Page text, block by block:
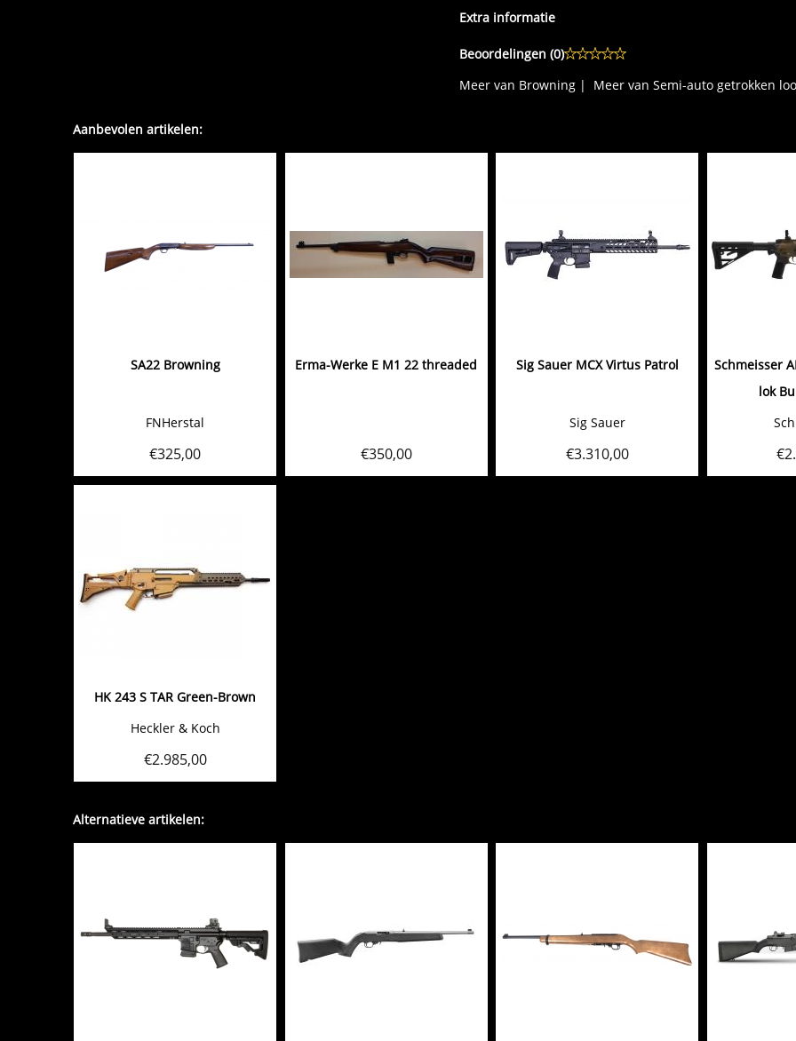
Extra informatie
Beoordelingen (0)
Meer van Browning | Meer van Semi-auto getrokken
Aanbevolen artikelen:
SA22 Browning
FNHerstal
€325,00
Erma-Werke E M1 22 threaded
€350,00
Sig Sauer MCX Virtus Patrol
Sig Sauer
€3.310,00
Schmeisser
lok
€
HK 243 S TAR Green-Brown
Heckler & Koch
€2.985,00
Alternatieve artikelen: